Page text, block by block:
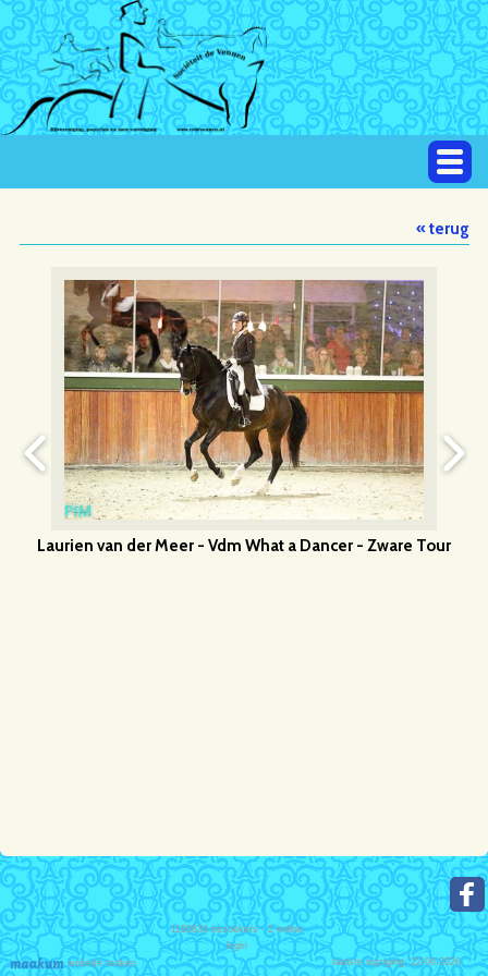
« terug
Laurien van der Meer - Vdm What a Dancer - Zware Tour
website maken
1180834bezoekers - 2 online
login
laatste wijziging: 22-06-2026